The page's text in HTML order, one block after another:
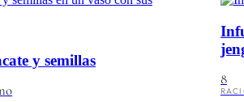
y semillas
8